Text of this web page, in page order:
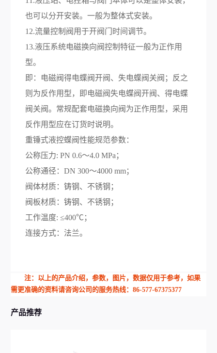
也可以分开安装。一般为整体式安装。
12.流量控制阀用于开阀门时间调节。
13.液压系统电磁换向阀控制特征一般为正作用
型。
即：电磁阀得电蝶阀开阀、失电蝶阀关阀；反之
则为反作用型，即电磁阀失电蝶阀开阀、得电蝶
阀关阀。常规配套电磁换向阀为正作用型，采用
反作用型应在订货时说明。
重锤式液控蝶阀性能规范参数：
公称压力: PN 0.6～4.0 MPa；
公称通径：DN 300～4000 mm；
阀体材质：铸钢、不锈钢；
阀板材质：铸钢、不锈钢；
工作温度: ≤400℃；
连接方式：法兰。
注：以上的产品介绍，参数，图片，数据仅用于参考，如果
需更准确的资料请咨询公司的服务热线：86-577-67375377
产品推荐